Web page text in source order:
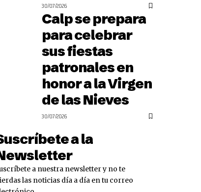
30/07/2026
Calp se prepara
para celebrar
sus fiestas
patronales en
honor a la Virgen
de las Nieves
30/07/2026
a la
a nuestra newsletter y no te
las noticias día a día en tu correo